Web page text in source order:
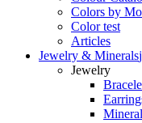
Colors by
Color test
Articles
Jewelry & Minerals
Jewelry